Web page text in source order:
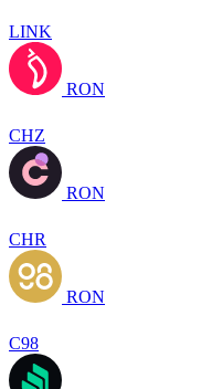
LINK
RON
CHZ
RON
CHR
RON
C98